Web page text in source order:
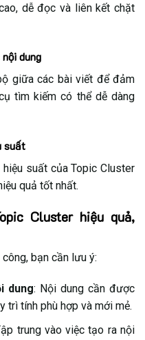
dễ đọc và liên kết chặt
dung
giữa các bài viết để đảm
tìm kiếm có thể dễ dàng
suất
suất của Topic Cluster
quả tốt nhất.
Cluster hiệu quả,
bạn cần lưu ý:
dung: Nội dung cần được
trì tính phù hợp và mới mẻ.
trung vào việc tạo ra nội